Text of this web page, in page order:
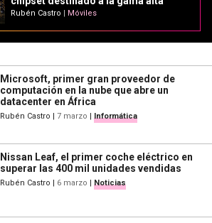
Rubén Castro | Móviles
Microsoft, primer gran proveedor de
computación en la nube que abre un
datacenter en África
Rubén Castro | 7 marzo | Informática
Nissan Leaf, el primer coche eléctrico en
superar las 400 mil unidades vendidas
Rubén Castro | 6 marzo | Noticias